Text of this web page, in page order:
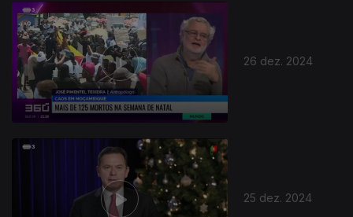
26 dez. 2024
25 dez. 2024